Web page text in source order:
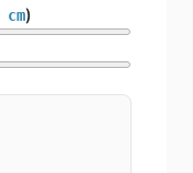
cm)